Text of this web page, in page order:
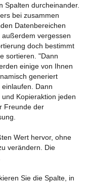
Spalten durcheinander.
bei zusammen
Datenbereichen
vergessen
doch bestimmt
sortieren. "Dann
einige von Ihnen
generiert
Dann
Kopieraktion jeden
Freunde der
Wert hervor, ohne
verändern. Die
Sie die Spalte, in